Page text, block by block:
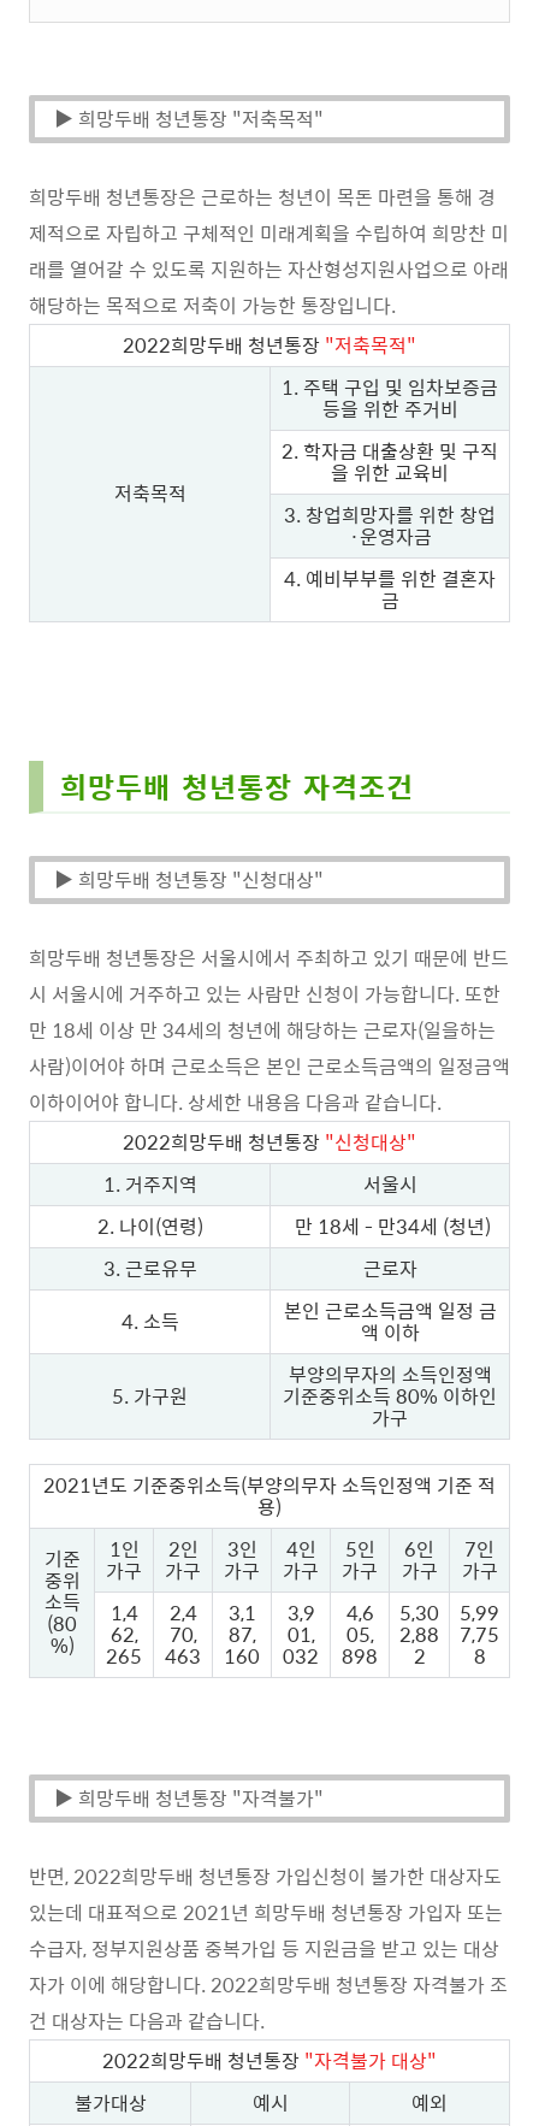
▶ 희망두배 청년통장 "저축목적"
희망두배 청년통장은 근로하는 청년이 목돈 마련을 통해 경
제적으로 자립하고 구체적인 미래계획을 수립하여 희망찬 미
래를 열어갈 수 있도록 지원하는 자산형성지원사업으로 아래
해당하는 목적으로 저축이 가능한 통장입니다.
2022희망두배 청년통장 "저축목적"
저축목적
1. 주택 구입 및 임차보증금
등을 위한 주거비
2. 학자금 대출상환 및 구직
을 위한 교육비
3. 창업희망자를 위한 창업
·운영자금
4. 예비부부를 위한 결혼자
금
희망두배 청년통장 자격조건
▶ 희망두배 청년통장 "신청대상"
희망두배 청년통장은 서울시에서 주최하고 있기 때문에 반드
시 서울시에 거주하고 있는 사람만 신청이 가능합니다. 또한
만 18세 이상 만 34세의 청년에 해당하는 근로자(일을하는
사람)이어야 하며 근로소득은 본인 근로소득금액의 일정금액
이하이어야 합니다. 상세한 내용음 다음과 같습니다.
2022희망두배 청년통장 "신청대상"
1. 거주지역
서울시
2. 나이(연령)
만 18세 - 만34세 (청년)
3. 근로유무
근로자
4. 소득
본인 근로소득금액 일정 금
액 이하
5. 가구원
부양의무자의 소득인정액
기준중위소득 80% 이하인
가구
2021년도 기준중위소득(부양의무자 소득인정액 기준 적
용)
기준
중위
소득
(80
%)
1인
가구
2인
가구
3인
가구
4인
가구
5인
가구
6인
가구
7인
가구
1,4
62,
265
2,4
70,
463
3,1
87,
160
3,9
01,
032
4,6
05,
898
5,30
2,88
2
5,99
7,75
8
▶ 희망두배 청년통장 "자격불가"
반면, 2022희망두배 청년통장 가입신청이 불가한 대상자도
있는데 대표적으로 2021년 희망두배 청년통장 가입자 또는
수급자, 정부지원상품 중복가입 등 지원금을 받고 있는 대상
자가 이에 해당합니다. 2022희망두배 청년통장 자격불가 조
건 대상자는 다음과 같습니다.
2022희망두배 청년통장 "자격불가 대상"
불가대상
예시 예외